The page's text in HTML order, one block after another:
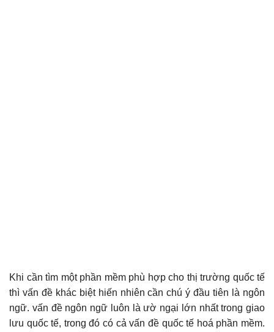
Khi cần tìm một phần mềm phù hợp cho thị trường quốc tế
thì vấn đề khác biệt hiến nhiên cần chú ý đầu tiên là ngôn
ngữ. vấn đề ngôn ngữ luôn là ườ ngại lớn nhất trong giao
lưu quốc tế, trong đó có cả vấn đề quốc tế hoá phần mềm.